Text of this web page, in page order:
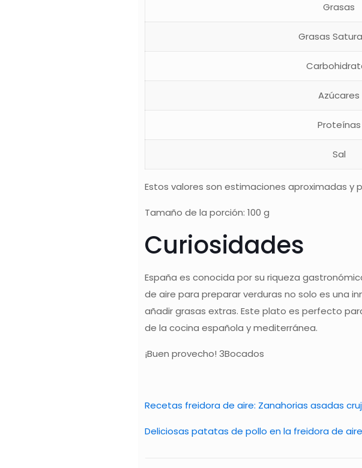
Grasas
Grasas
Azúcares
Proteínas
Sal
Estos valores son estimaciones aproximadas y
Tamaño de la porción: 100 g
Curiosidades
España es conocida por su riqueza
de aire para preparar verduras no solo es una
añadir grasas extras. Este plato es perfecto
de la cocina española y mediterránea.
¡Buen provecho! 3Bocados
Recetas freidora de aire: Zanahorias asadas
Deliciosas patatas de pollo en la freidora de